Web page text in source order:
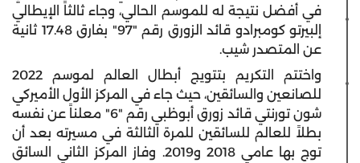
في أفضل نتيجة له للموسم الحالي، وجاء ثالثاً الإيطالي
إلبيرتو كومبرادو قائد الزورق رقم "97" بفارق 17.48 ثانية
عن المتصدر شيب.
واختتم التكريم بتتويج أبطال العالم لموسم 2022
للصانعين والسائقين، حيث جاء في المركز الأول الأميركي
شون تورنتي قائد زورق أبوظبي رقم "6" معلناً عن نفسه
بطلاً للعالم للسائقين للمرة الثالثة في مسيرته بعد أن
توج بها عامي 2018 و2019. وفاز المركز الثاني السائق